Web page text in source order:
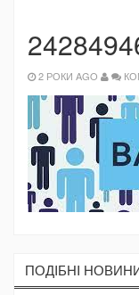
2 РОКИ AGO
ПОДIБНI